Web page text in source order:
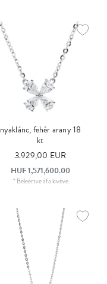
nyaklánc, fehér arany 18
kt
3.929,00 EUR
HUF 1,571,600.00
* Beleértve áfa kivéve